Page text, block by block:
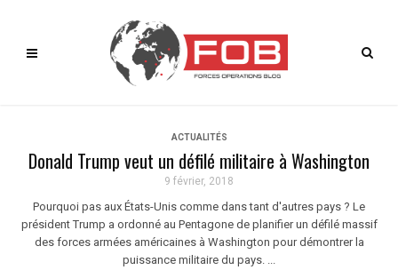
ACTUALITÉS
Donald Trump veut un défilé militaire à Washington
9 février, 2018
Pourquoi pas aux États-Unis comme dans tant d'autres pays ? Le
président Trump a ordonné au Pentagone de planifier un défilé massif
des forces armées américaines à Washington pour démontrer la
puissance militaire du pays. ...